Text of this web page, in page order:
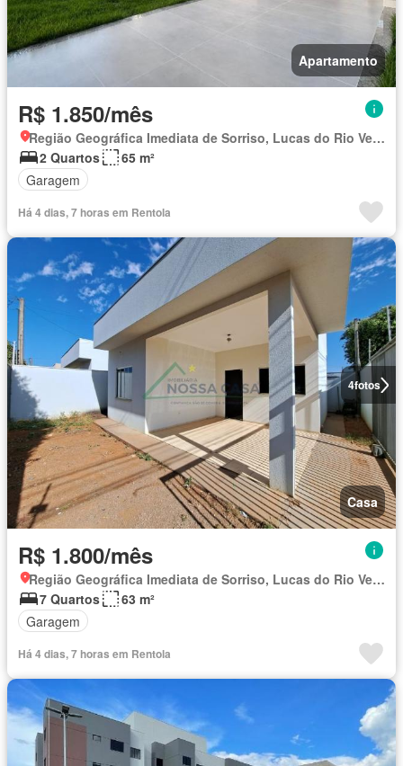
Apartamento
R$ 1.850/mês
Região Geográfica Imediata de Sorriso, Lucas do Rio Verde
2 Quartos
65 m²
Garagem
Há 4 dias, 7 horas em Rentola
4fotos
Casa
R$ 1.800/mês
Região Geográfica Imediata de Sorriso, Lucas do Rio Verde
7 Quartos
63 m²
Garagem
Há 4 dias, 7 horas em Rentola